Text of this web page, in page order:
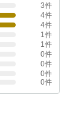
3件
4件
4件
1件
1件
0件
0件
0件
0件